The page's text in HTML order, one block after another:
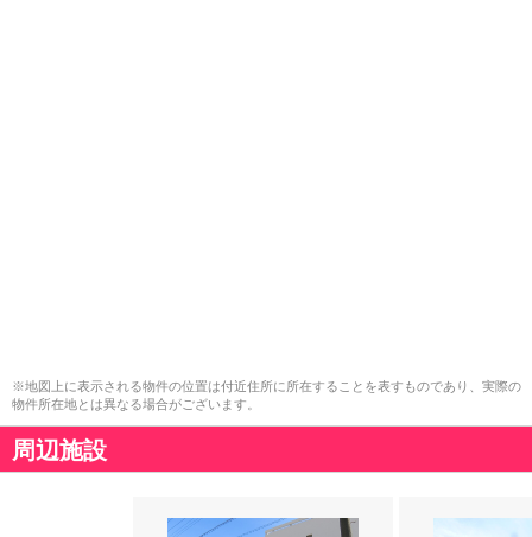
※地図上に表示される物件の位置は付近住所に所在することを表すものであり、実際の
物件所在地とは異なる場合がございます。
周辺施設